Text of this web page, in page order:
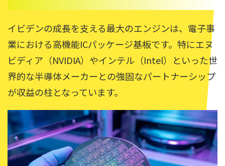
イビデンの成長を支える最大のエンジンは、電子事
業における高機能ICパッケージ基板です。特にエヌ
ビディア（NVIDIA）やインテル（Intel）といった世
界的な半導体メーカーとの強固なパートナーシップ
が収益の柱となっています。